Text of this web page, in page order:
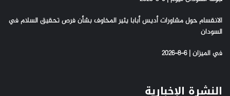
الانقسام حول مشاورات أديس أبابا يثير المخاوف بشأن فرص تحقيق السلام في
السودان
في الميزان | 6-8-2026
النشرة الإخبارية